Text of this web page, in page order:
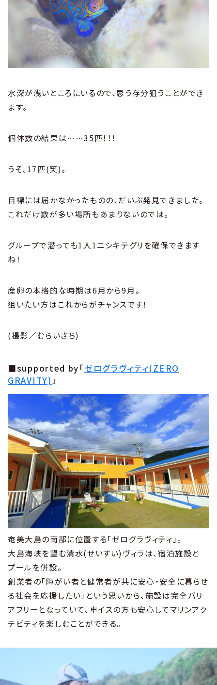
水深が浅いところにいるので、思う存分狙うことができ
ます。
個体数の結果は……35匹！！！
うそ、17匹(笑)。
目標には届かなかったものの、だいぶ発見できました。
これだけ数が多い場所もあまりないのでは。
グループで潜っても1人1ニシキテグリを確保できます
ね！
産卵の本格的な時期は6月から9月。
狙いたい方はこれからがチャンスです！
(撮影／むらいさち)
■supported by「ゼログラヴィティ(ZERO
GRAVITY) 」
奄美大島の南部に位置する「ゼログラヴィティ」。
大島海峡を望む清水(せいすい)ヴィラは、宿泊施設と
プールを併設。
創業者の「障がい者と健常者が共に安心・安全に暮らせ
る社会を応援したい」という思いから、施設は完全バリ
アフリーとなっていて、車イスの方も安心してマリンアク
テビティを楽しむことができる。